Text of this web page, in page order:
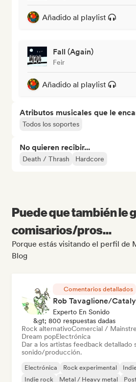
Añadido al playlist
Fall (Again)
Feir
Añadido al playlist
Atributos musicales que le
Todos los soportes
No quieren recibir...
Death / Thrash Hardcore
Puede que también le
comisarios/pros...
Porque estás visitando el perfil de
Blog
Comentarios detallados
Rob Tavaglione/
Experto En Sonido
&gt; 800 respuestas dadas
Rock alternativoComercial /
Dream popElectrónica
Dar a los artistas feedback detallado
sonido/producción.
Electrónica Rock experimental
Indie rock
Metal / Heavy metal